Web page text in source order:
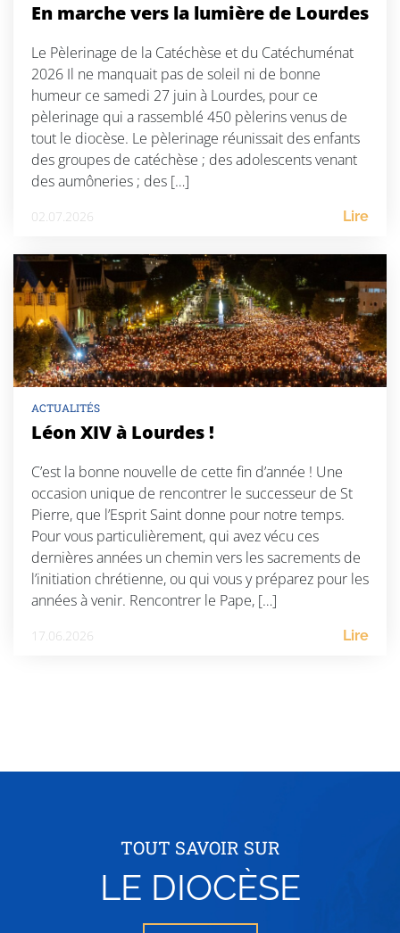
En marche vers la lumière de Lourdes
Le Pèlerinage de la Catéchèse et du Catéchuménat
2026 Il ne manquait pas de soleil ni de bonne
humeur ce samedi 27 juin à Lourdes, pour ce
pèlerinage qui a rassemblé 450 pèlerins venus de
tout le diocèse. Le pèlerinage réunissait des enfants
des groupes de catéchèse ; des adolescents venant
des aumôneries ; des […]
02.07.2026 Lire
ACTUALITÉS
Léon XIV à Lourdes !
C’est la bonne nouvelle de cette fin d’année ! Une
occasion unique de rencontrer le successeur de St
Pierre, que l’Esprit Saint donne pour notre temps.
Pour vous particulièrement, qui avez vécu ces
dernières années un chemin vers les sacrements de
l’initiation chrétienne, ou qui vous y préparez pour les
années à venir. Rencontrer le Pape, […]
17.06.2026 Lire
TOUT SAVOIR SUR
LE DIOCÈSE